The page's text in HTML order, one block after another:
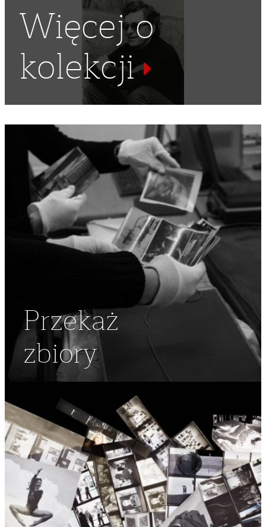
Więcej o
kolekcji
Przekaż
zbiory